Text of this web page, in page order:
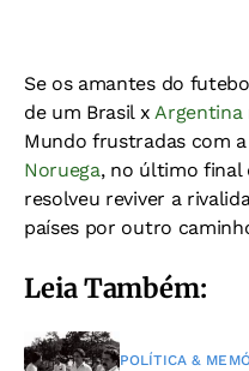
Se os amantes do
de um Brasil xArgentina
Mundo frustradas com
Noruega, no último final
resolveu reviver a
países por outro
Leia Também:
POLÍTICA &